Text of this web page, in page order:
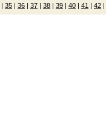
| 35 | 36 | 37 | 38 | 39 | 40 | 41 | 42 |